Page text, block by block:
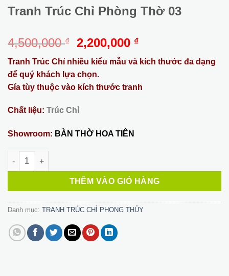
Tranh Trúc Chỉ Phòng Thờ 03
4,500,000₫
Giá
gốc
là:
4,500,000 ₫.
2,200,000 ₫Giá
hiện
tại
2,200,000 ₫.
Tranh Trúc Chỉ nhiều kiểu mẫu và kích thước đa dạng
để quý khách lựa chọn.
Gía tùy thuộc vào kích thước tranh
Chất liệu: Trúc Chỉ
Showroom: BÀN THỜ HOA TIÊN
Tranh Trúc Chỉ Phòng Thờ 03 số lượng
THÊM VÀO GIỎ HÀNG
Danh mục: TRANH TRÚC CHỈ PHONG THỦY